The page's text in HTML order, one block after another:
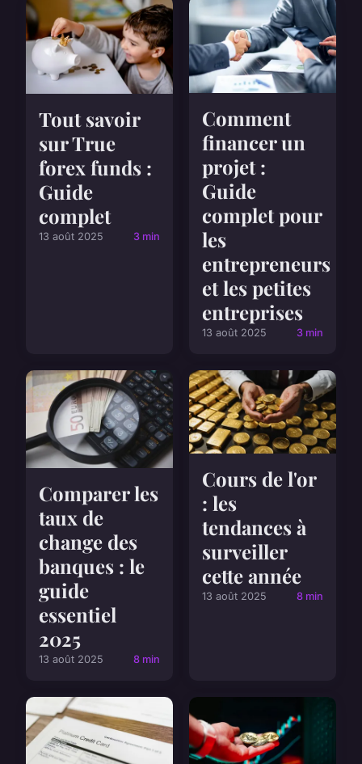
Tout savoir
sur True
forex funds :
Guide
complet
13 août 2025 3 min
Comment
financer un
projet :
Guide
complet pour
les
entrepreneurs
et les petites
entreprises
13 août 2025 3 min
Comparer les
taux de
change des
banques : le
guide
essentiel
2025
13 août 2025 8 min
Cours de l'or
: les
tendances à
surveiller
cette année
13 août 2025 8 min